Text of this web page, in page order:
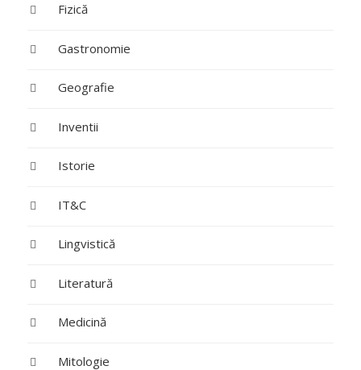
Fizică
Gastronomie
Geografie
Inventii
Istorie
IT&C
Lingvistică
Literatură
Medicină
Mitologie